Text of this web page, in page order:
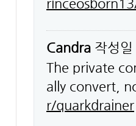
Candra 작성일
The private
ally convert,
r/quarkdrainer